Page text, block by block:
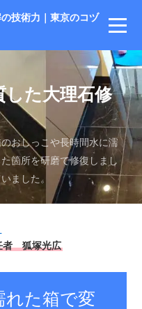
技術力｜東京のコヅ
た大理石修
おしっこや長時間水に濡
箇所を研磨で修復しまし
ました。
者 狐塚光広
れた箱で変